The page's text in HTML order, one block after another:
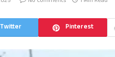
Twitter Pinterest